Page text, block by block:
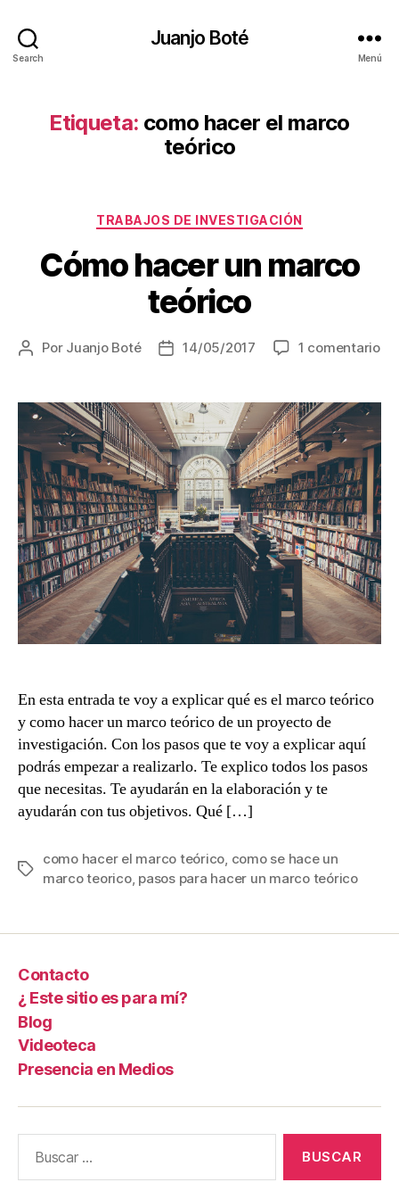
Search
Juanjo Boté
Menú
Etiqueta: como hacer el marco
teórico
Categorías
TRABAJOS DE INVESTIGACIÓN
Cómo hacer un marco
teórico
Autor
entrada
Por Juanjo Boté
Fecha
entrada
14/05/2017 1 comentarioen
un
En esta entrada te voy a explicar qué es el marco teórico
y como hacer un marco teórico de un proyecto de
investigación. Con los pasos que te voy a explicar aquí
podrás empezar a realizarlo. Te explico todos los pasos
que necesitas. Te ayudarán en la elaboración y te
ayudarán con tus objetivos. Qué […]
Etiquetas
como hacer el marco teórico, como se hace un
marco teorico, pasos para hacer un marco teórico
Contacto
¿ Este sitio es para mí?
Blog
Videoteca
Presencia en Medios